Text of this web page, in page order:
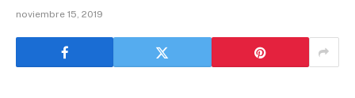
noviembre 15, 2019